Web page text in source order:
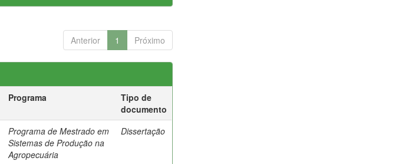
Anterior 1 Próximo
Programa
Tipo de
documento
Programa de Mestrado em
Sistemas de Produção na
Agropecuária
Dissertação